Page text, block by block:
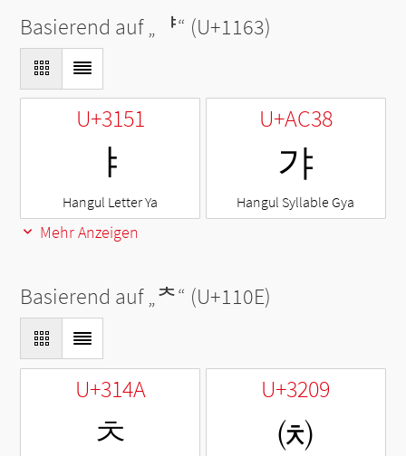
Basierend auf „ ᅣ“ (U+1163)
U+3151
ㅑ
Hangul Letter Ya
U+AC38
갸
Hangul Syllable Gya
Mehr Anzeigen
Basierend auf „ᄎ“ (U+110E)
U+314A
ㅊ
U+3209
㈉